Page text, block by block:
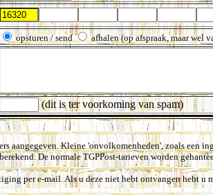
opsturen / send afhalen (op afspraak, maar wel
(dit is ter voorkoming van
aangegeven. Kleine 'onvolkomenheden', zoals een
De normale TGPPost-tarieven worden
per e-mail. Als u deze niet hebt ontvangen hebt